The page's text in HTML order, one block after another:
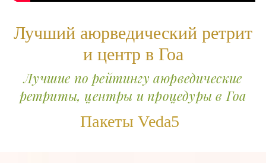
Лучший аюрведический ретрит
и центр в Гоа
Лучшие по рейтингу аюрведические
ретриты, центры и процедуры в Гоа
Пакеты Veda5